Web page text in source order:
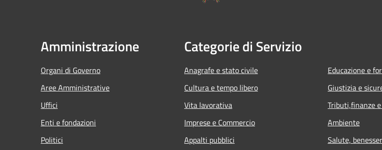
Amministrazione
Organi di Governo
Aree Amministrative
Uffici
Enti e fondazioni
Politici
Categorie di Servizio
Anagrafe e stato civile
Cultura e tempo libero
Vita lavorativa
Imprese e Commercio
Appalti pubblici
Educazione e
Giustizia e
Tributi,finanze
Ambiente
Salute,